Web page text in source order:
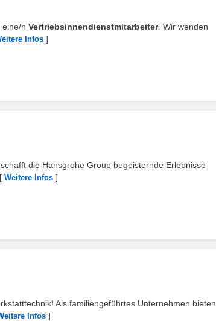
eine/n Vertriebsinnendienstmitarbeiter. Wir wenden
Infos ]
die Hansgrohe Group begeisternde Erlebnisse
[ Weitere Infos ]
Als familiengeführtes Unternehmen bieten
Infos ]